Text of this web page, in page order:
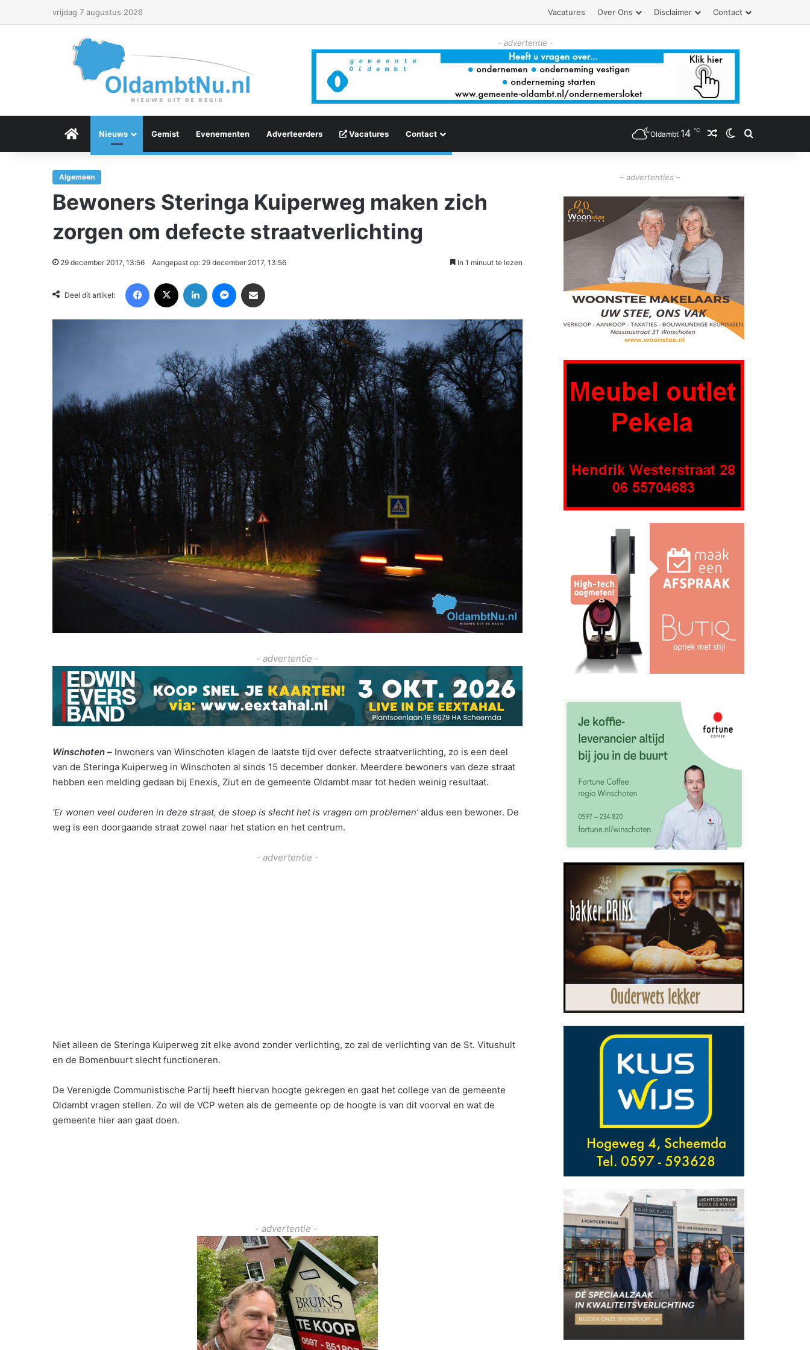
vrijdag 7 augustus 2026 Vacatures Over Ons Disclaimer Contact
- advertentie -
Menu Item
Nieuws Gemist Evenementen Adverteerders Vacatures Contact Oldambt 14 ℃ Willekeurig artikel
Switch skin
Zoeken
Algemeen
Bewoners Steringa Kuiperweg maken zich
zorgen om defecte straatverlichting
29 december 2017, 13:56 Aangepast op: 29 december 2017, 13:56 In 1 minuut te lezen
Deel dit artikel:
- advertentie -
Winschoten – Inwoners van Winschoten klagen de laatste tijd over defecte straatverlichting, zo is een deel
van de Steringa Kuiperweg in Winschoten al sinds 15 december donker. Meerdere bewoners van deze straat
hebben een melding gedaan bij Enexis, Ziut en de gemeente Oldambt maar tot heden weinig resultaat.
‘Er wonen veel ouderen in deze straat, de stoep is slecht het is vragen om problemen’aldus een bewoner. De
weg is een doorgaande straat zowel naar het station en het centrum.
- advertentie -
Niet alleen de Steringa Kuiperweg zit elke avond zonder verlichting, zo zal de verlichting van de St. Vitushult
en de Bomenbuurt slecht functioneren.
De Verenigde Communistische Partij heeft hiervan hoogte gekregen en gaat het college van de gemeente
Oldambt vragen stellen. Zo wil de VCP weten als de gemeente op de hoogte is van dit voorval en wat de
gemeente hier aan gaat doen.
- advertentie -
– advertenties –